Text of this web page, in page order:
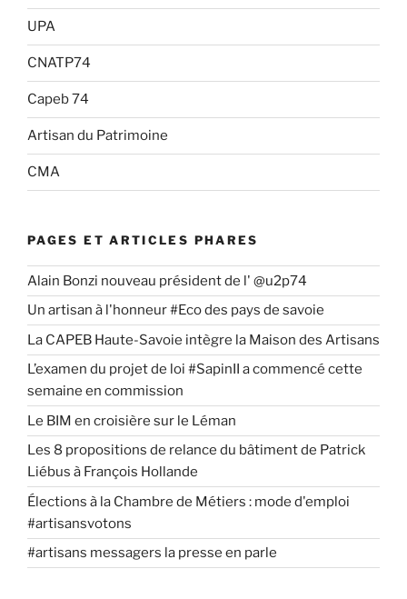
UPA
CNATP74
Capeb 74
Artisan du Patrimoine
CMA
PAGES ET ARTICLES PHARES
Alain Bonzi nouveau président de l' @u2p74
Un artisan à l'honneur #Eco des pays de savoie
La CAPEB Haute-Savoie intègre la Maison des Artisans
L’examen du projet de loi #SapinII a commencé cette
semaine en commission
Le BIM en croisière sur le Léman
Les 8 propositions de relance du bâtiment de Patrick
Liébus à François Hollande
Élections à la Chambre de Métiers : mode d'emploi
#artisansvotons
#artisans messagers la presse en parle